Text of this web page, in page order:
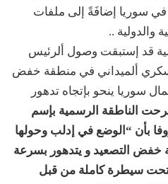
في سوريا إضافَةً إلى ملفات
والدولية ..
قد إستبقت وصول ألرئيس
ألميداني في منطقة خفض
سوريا ينحو بإتجاه تدهور
الناطقة الرسمية بإسم
بأن “الوضع في إدلب وحولها
التصعيد و يتدهور بسرعة
تحت سيطرة كاملة من قبل